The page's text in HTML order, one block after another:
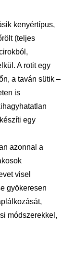
kenyértípus,
(teljes
A rotit egy
a taván sütik –
is
egy
azonnal a
visel
gyökeresen
módszerekkel,